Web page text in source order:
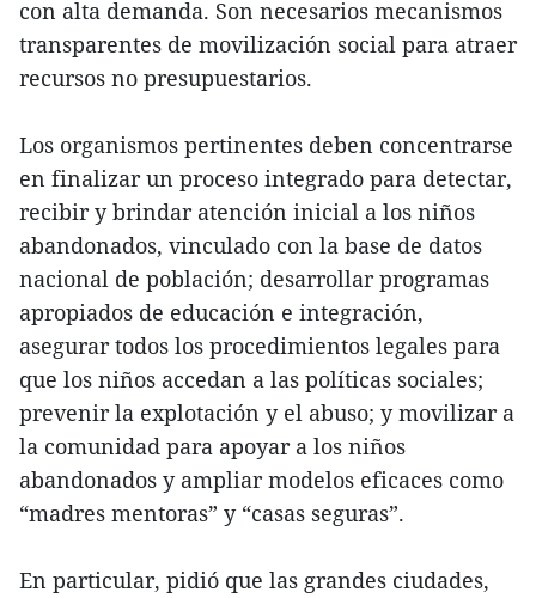
con alta demanda. Son necesarios mecanismos
transparentes de movilización social para atraer
recursos no presupuestarios.
Los organismos pertinentes deben concentrarse
en finalizar un proceso integrado para detectar,
recibir y brindar atención inicial a los niños
abandonados, vinculado con la base de datos
nacional de población; desarrollar programas
apropiados de educación e integración,
asegurar todos los procedimientos legales para
que los niños accedan a las políticas sociales;
prevenir la explotación y el abuso; y movilizar a
la comunidad para apoyar a los niños
abandonados y ampliar modelos eficaces como
“madres mentoras” y “casas seguras”.
En particular, pidió que las grandes ciudades,